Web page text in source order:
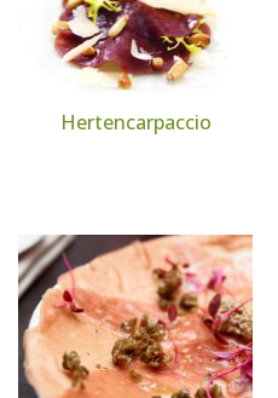
Hertencarpaccio